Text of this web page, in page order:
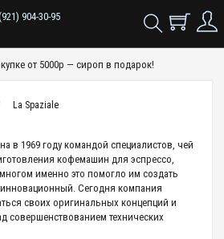
904-30-95
от 5000р — сироп в подарок!
La Spaziale
в 1969 году командой специалистов, чей
кофемашин для эспрессо,
именно это помогло им создать
Сегодня компания
своих оригинальных концепций и
совершенствованием технических